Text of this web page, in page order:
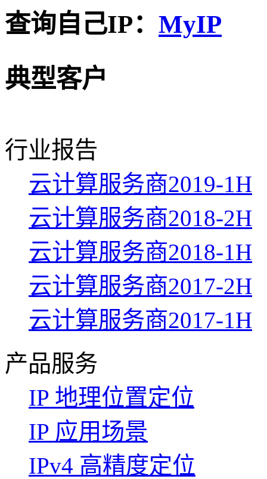
查询自己IP： MyIP
典型客户
行业报告
云计算服务商2019-1H
云计算服务商2018-2H
云计算服务商2018-1H
云计算服务商2017-2H
云计算服务商2017-1H
产品服务
IP 地理位置定位
IP 应用场景
IPv4 高精度定位